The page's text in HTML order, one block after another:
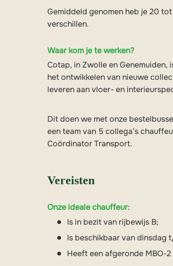
Gemiddeld genomen heb je 20
verschillen.
Waar kom je te werken?
Cotap, in Zwolle en
het ontwikkelen van nieuwe
leveren aan vloer- en
Dit doen we met onze
een team van 5 collega’s
Coördinator Transport.
Vereisten
Onze ideale chauffeur:
Is in bezit van rijbewijs B;
Is beschikbaar van dinsdag
Heeft een afgeronde MBO-